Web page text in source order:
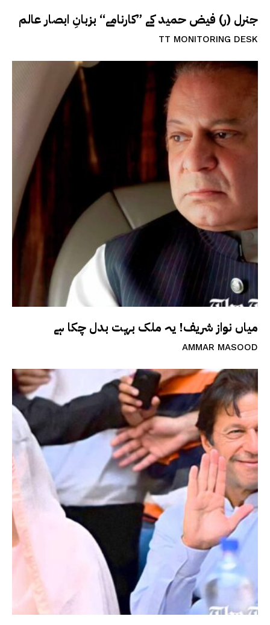
جنرل (ر) فیض حمید کے ”کارنامے“ بزبانِ ابصار عالم
TT MONITORING DESK
میاں نواز شریف! یہ ملک بہت بدل چکا ہے
AMMAR MASOOD